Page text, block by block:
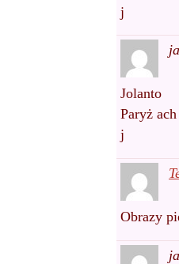
j
Jolanto
Paryż
j
Obrazy